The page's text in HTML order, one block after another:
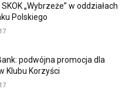
„Wybrzeże” w oddziałach
Polskiego
podwójna promocja dla
Klubu Korzyści